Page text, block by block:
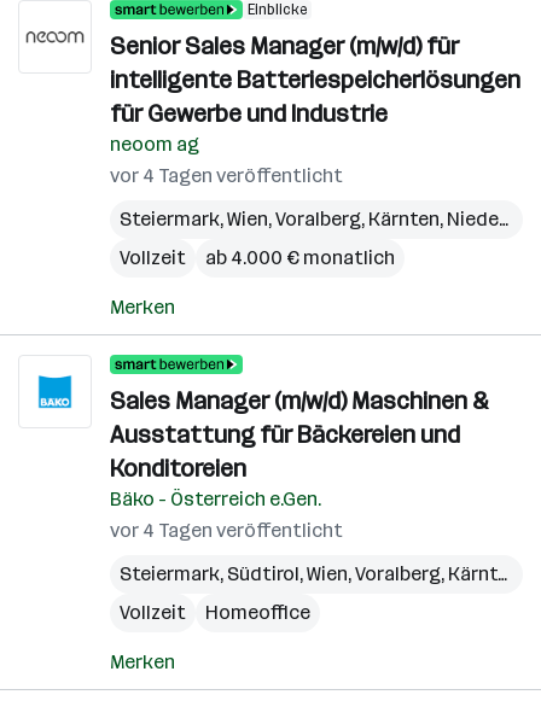
Einblicke
Senior Sales Manager (m/w/d) für
intelligente Batteriespeicherlösungen
für Gewerbe und Industrie
neoom ag
vor 4 Tagen veröffentlicht
Steiermark,Wien,Voralberg, Kärnten, Niederösterreich
Vollzeit
ab 4.000 € monatlich
Merken
Sales Manager (m/w/d) Maschinen &
Ausstattung für Bäckereien und
Konditoreien
Bäko - Österreich e.Gen.
vor 4 Tagen veröffentlicht
Steiermark, Südtirol,Wien,Voralberg, Kärnten
Vollzeit
Homeoffice
Merken